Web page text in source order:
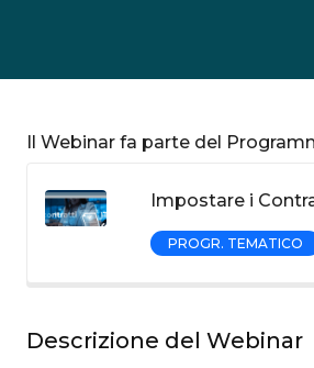
Il Webinar fa parte del
Impostare i
PROGR. TEMATICO
Descrizione del Webinar